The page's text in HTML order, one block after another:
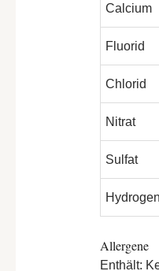
Calcium
Fluorid
Chlorid
Nitrat
Sulfat
Allergene
Enthält: